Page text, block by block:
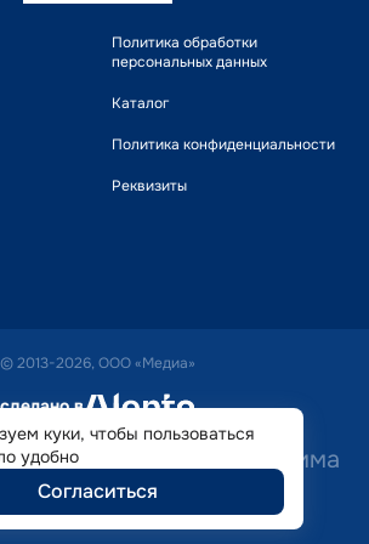
Политика обработки
персональных данных
Каталог
Политика конфиденциальности
Реквизиты
© 2013-2026, ООО «Медиа»
сделано в alente
Необходима
специалиста.
куки, чтобы пользоваться
удобно
Согласиться